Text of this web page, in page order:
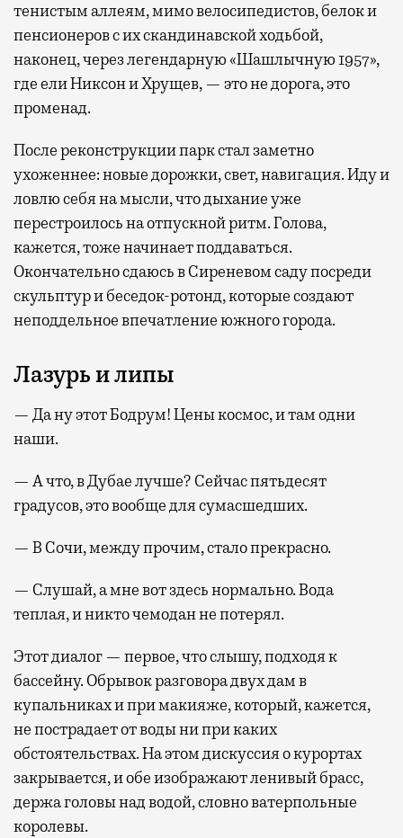
тенистым аллеям, мимо велосипедистов, белок и
пенсионеров с их скандинавской ходьбой,
наконец, через легендарную «Шашлычную 1957»,
где ели Никсон и Хрущев, — это не дорога, это
променад.
После реконструкции парк стал заметно
ухоженнее: новые дорожки, свет, навигация. Иду и
ловлю себя на мысли, что дыхание уже
перестроилось на отпускной ритм. Голова,
кажется, тоже начинает поддаваться.
Окончательно сдаюсь в Сиреневом саду посреди
скульптур и беседок-ротонд, которые создают
неподдельное впечатление южного города.
Лазурь и липы
— Да ну этот Бодрум! Цены космос, и там одни
наши.
— А что, в Дубае лучше? Сейчас пятьдесят
градусов, это вообще для сумасшедших.
— В Сочи, между прочим, стало прекрасно.
— Слушай, а мне вот здесь нормально. Вода
теплая, и никто чемодан не потерял.
Этот диалог — первое, что слышу, подходя к
бассейну. Обрывок разговора двух дам в
купальниках и при макияже, который, кажется,
не пострадает от воды ни при каких
обстоятельствах. На этом дискуссия о курортах
закрывается, и обе изображают ленивый брасс,
держа головы над водой, словно ватерпольные
королевы.